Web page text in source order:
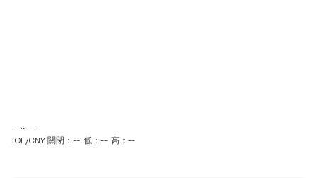
-- ~ --
JOE/CNY 關閉：-- 低：-- 高：--